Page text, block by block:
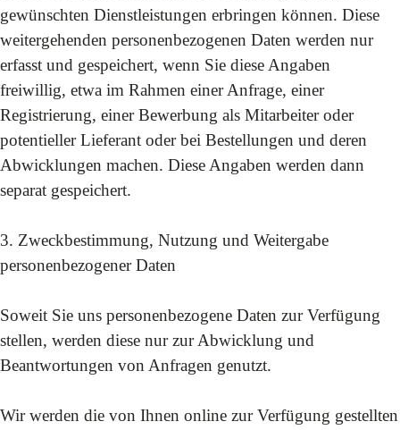
gewünschten Dienstleistungen erbringen können. Diese
weitergehenden personenbezogenen Daten werden nur
erfasst und gespeichert, wenn Sie diese Angaben
freiwillig, etwa im Rahmen einer Anfrage, einer
Registrierung, einer Bewerbung als Mitarbeiter oder
potentieller Lieferant oder bei Bestellungen und deren
Abwicklungen machen. Diese Angaben werden dann
separat gespeichert.
3. Zweckbestimmung, Nutzung und Weitergabe
personenbezogener Daten
Soweit Sie uns personenbezogene Daten zur Verfügung
stellen, werden diese nur zur Abwicklung und
Beantwortungen von Anfragen genutzt.
Wir werden die von Ihnen online zur Verfügung gestellten